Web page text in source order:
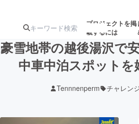
プロジェクトを掲
載するには
ターン
ジェクト
募集
ロジ
豪雪地帯の越後湯沢で
中車中泊スポットを
Tennnenperm チャレン